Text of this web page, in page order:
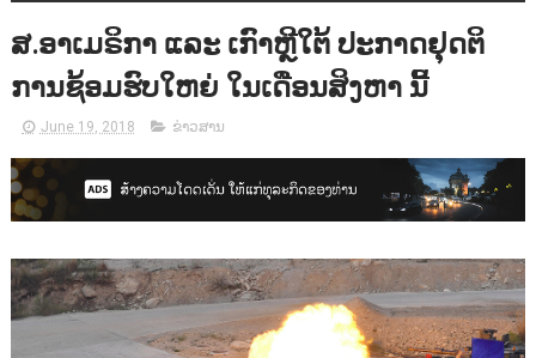
ສ.ອາເມຣິກາ ແລະ ເກົາຫຼີໃຕ້ ປະກາດຢຸດຕິ
ການຊ້ອມຮົບໃຫຍ່ ໃນເດືອນສິງຫາ ນີ້
June 19, 2018 ຂ່າວສານ